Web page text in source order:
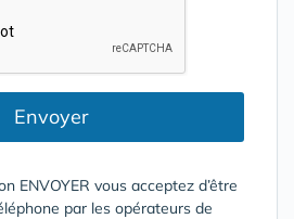
Envoyer
ENVOYER vous acceptez d’être
par les opérateurs de